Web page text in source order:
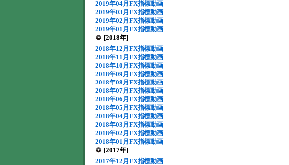
2019年04月FX指標動画
2019年03月FX指標動画
2019年02月FX指標動画
2019年01月FX指標動画
[2018年]
2018年12月FX指標動画
2018年11月FX指標動画
2018年10月FX指標動画
2018年09月FX指標動画
2018年08月FX指標動画
2018年07月FX指標動画
2018年06月FX指標動画
2018年05月FX指標動画
2018年04月FX指標動画
2018年03月FX指標動画
2018年02月FX指標動画
2018年01月FX指標動画
[2017年]
2017年12月FX指標動画